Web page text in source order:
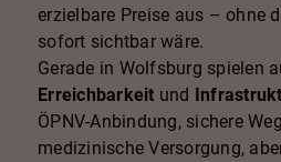
erzielbare Preise aus – ohne
sofort sichtbar wäre.
Gerade in Wolfsburg spielen
Erreichbarkeit und
ÖPNV-Anbindung, sichere
medizinische Versorgung,